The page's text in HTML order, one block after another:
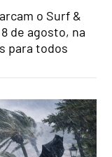
o Surf &
de agosto, na
para todos